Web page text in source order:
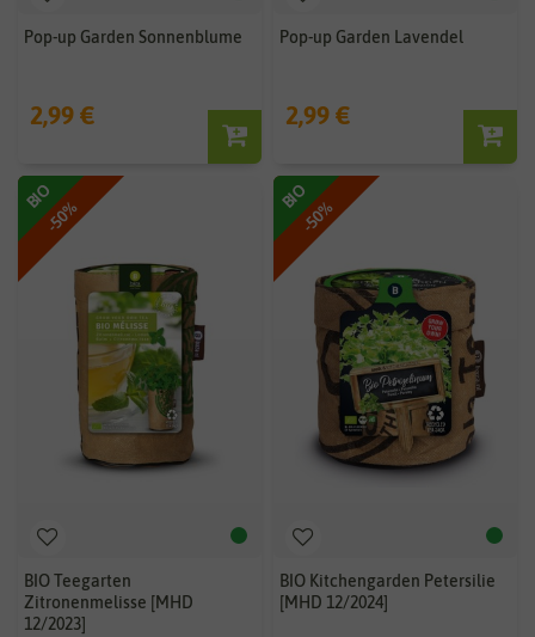
Pop-up Garden Sonnenblume
2,99 €
Pop-up Garden Lavendel
2,99 €
-50%
BIO
BIO Teegarten
Zitronenmelisse [MHD
12/2023]
-50%
BIO
BIO Kitchengarden Petersilie
[MHD 12/2024]